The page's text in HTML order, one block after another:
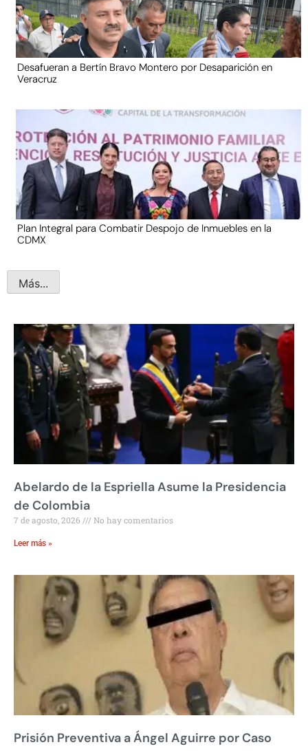
Desafueran a Bertín Bravo Montero por Desaparición en
Veracruz
Plan Integral para Combatir Despojo de Inmuebles en la
CDMX
Más...
Abelardo de la Espriella Asume la Presidencia
de Colombia
7 de agosto, 2026 No hay comentarios
Leer más »
Prisión Preventiva a Ángel Aguirre por Caso